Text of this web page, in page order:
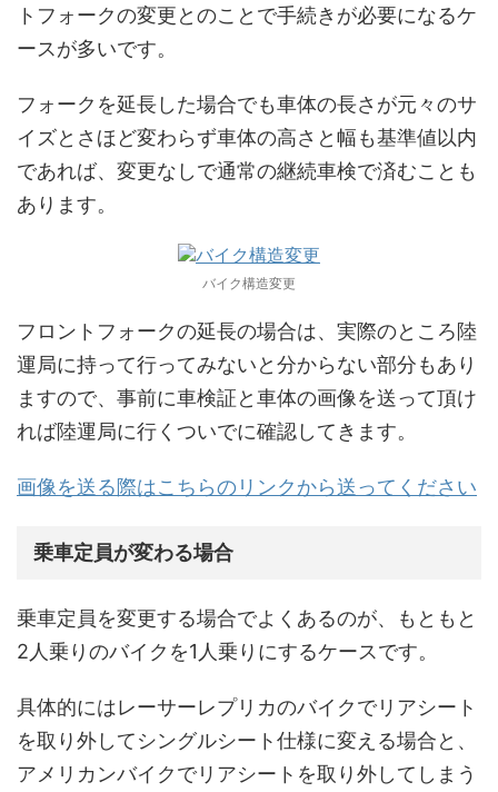
トフォークの変更とのことで手続きが必要になるケ
ースが多いです。
フォークを延長した場合でも車体の長さが元々のサ
イズとさほど変わらず車体の高さと幅も基準値以内
であれば、変更なしで通常の継続車検で済むことも
あります。
バイク構造変更
フロントフォークの延長の場合は、実際のところ陸
運局に持って行ってみないと分からない部分もあり
ますので、事前に車検証と車体の画像を送って頂け
れば陸運局に行くついでに確認してきます。
画像を送る際はこちらのリンクから送ってください
乗車定員が変わる場合
乗車定員を変更する場合でよくあるのが、もともと
2人乗りのバイクを1人乗りにするケースです。
具体的にはレーサーレプリカのバイクでリアシート
を取り外してシングルシート仕様に変える場合と、
アメリカンバイクでリアシートを取り外してしまう